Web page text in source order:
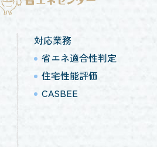
対応業務
省エネ適合性判定
住宅性能評価
CASBEE